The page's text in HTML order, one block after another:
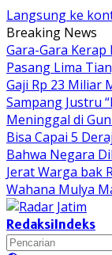
Langsung ke
Breaking News
Gara-Gara Kerap
Pasang Lima
Gaji Rp 23 Miliar
Sampang Justru
Meninggal di
Bisa Capai 5
Bahwa Negara
Jerat Warga bak
Wahana Mulya
RedaksiIndeks